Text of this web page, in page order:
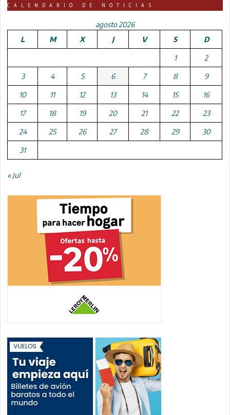
CALENDARIO DE NOTICIAS
agosto 2026
L
M X J V S D
1 2
3 4 5 6 7 8 9
10 11 12 13 14 15 16
17 18 19 20 21 22 23
24 25 26 27 28 29 30
31
« Jul